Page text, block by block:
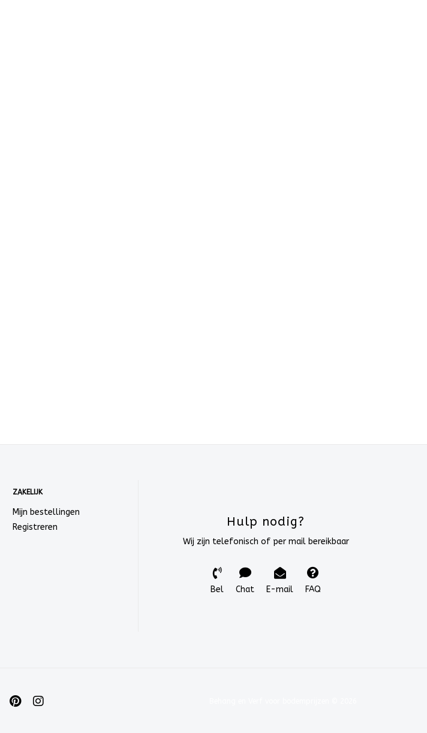
ZAKELIJK
Mijn bestellingen
Registreren
Hulp nodig?
Wij zijn telefonisch of per mail bereikbaar
Bel Chat E-mail FAQ